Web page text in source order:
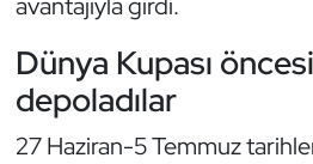
Dünya Kupası
depoladılar
27 Haziran-5 Temmuz
Kano ve Rafting
Karate